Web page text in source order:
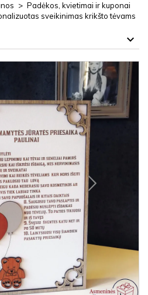
Padėkos, kvietimai ir kuponai
sveikinimas krikšto tėvams